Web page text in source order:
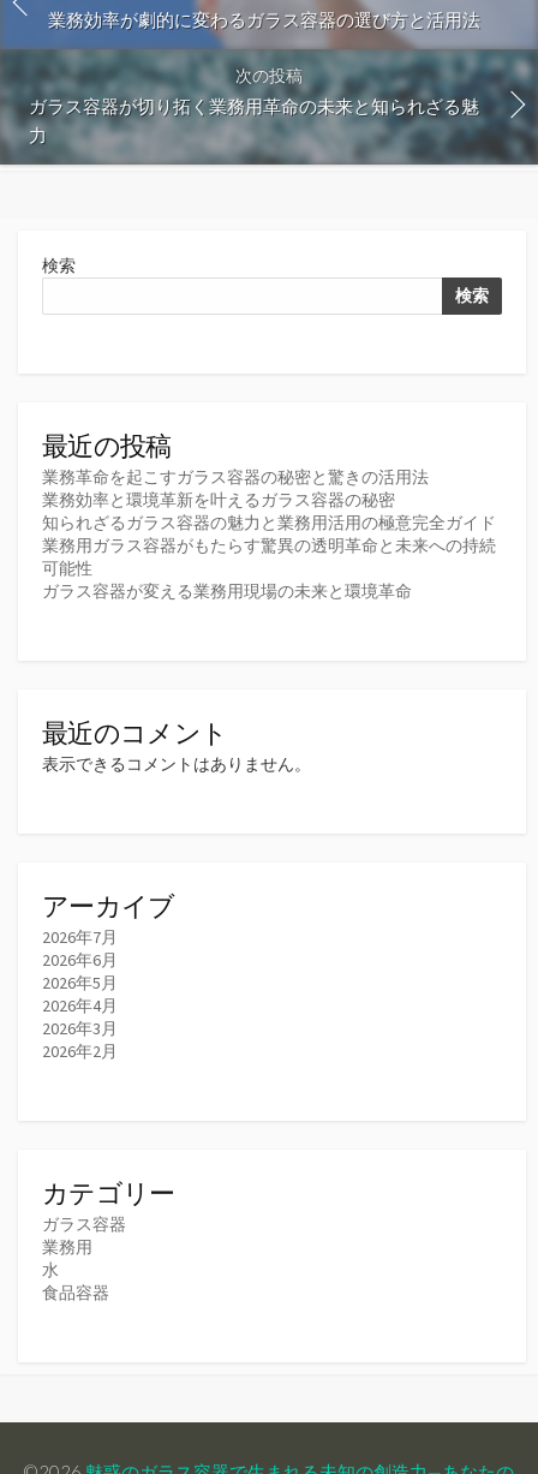
業務効率が劇的に変わるガラス容器の選び方と活用法
次の投稿
ガラス容器が切り拓く業務用革命の未来と知られざる魅
力
検索
検索
最近の投稿
業務革命を起こすガラス容器の秘密と驚きの活用法
業務効率と環境革新を叶えるガラス容器の秘密
知られざるガラス容器の魅力と業務用活用の極意完全ガイド
業務用ガラス容器がもたらす驚異の透明革命と未来への持続
可能性
ガラス容器が変える業務用現場の未来と環境革命
最近のコメント
表示できるコメントはありません。
アーカイブ
2026年7月
2026年6月
2026年5月
2026年4月
2026年3月
2026年2月
カテゴリー
ガラス容器
業務用
水
食品容器